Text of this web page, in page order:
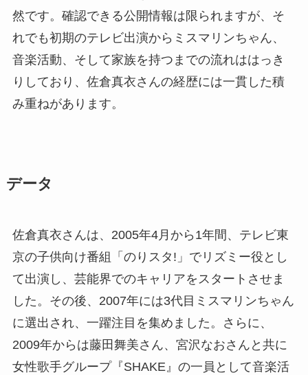
然です。確認できる公開情報は限られますが、そ
れでも初期のテレビ出演からミスマリンちゃん、
音楽活動、そして家族を持つまでの流れははっき
りしており、佐倉真衣さんの経歴には一貫した積
み重ねがあります。
データ
佐倉真衣さんは、2005年4月から1年間、テレビ東
京の子供向け番組「のりスタ!」でリズミー役とし
て出演し、芸能界でのキャリアをスタートさせま
した。その後、2007年には3代目ミスマリンちゃん
に選出され、一躍注目を集めました。さらに、
2009年からは藤田舞美さん、宮沢なおさんと共に
女性歌手グループ『SHAKE』の一員として音楽活